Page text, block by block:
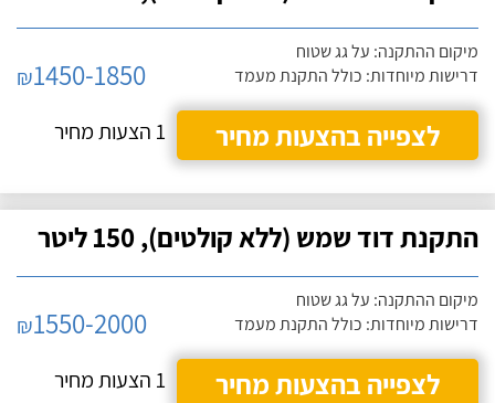
מיקום ההתקנה: על גג שטוח
דרישות מיוחדות: כולל התקנת מעמד
₪1450-1850
לצפייה בהצעות מחיר
1 הצעות מחיר
התקנת דוד שמש (ללא קולטים), 150 ליטר
מיקום ההתקנה: על גג שטוח
דרישות מיוחדות: כולל התקנת מעמד
₪1550-2000
לצפייה בהצעות מחיר
1 הצעות מחיר